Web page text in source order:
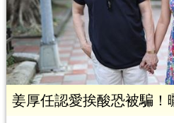
姜厚任認愛挨酸恐被騙！